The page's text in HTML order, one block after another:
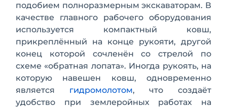
подобием полноразмерным экскаваторам. В
качестве главного рабочего обо­рудования
используется компактный ковш,
прикреплённый на конце рукояти, другой
конец которой сочленён со стре­лой по
схеме «обратная лопата». Иногда рукоять, на
которую навешен ковш, од­новременно
является гидромолотом, что создаёт
удобство при землеройных ра­ботах на